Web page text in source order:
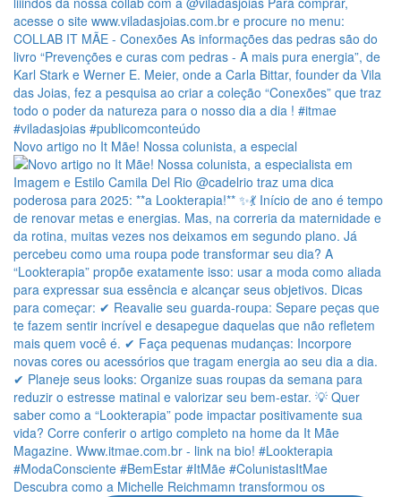
Novo artigo no It Mãe! Nossa colunista, a especial
Descubra como a Michelle Reichmamn transformou os